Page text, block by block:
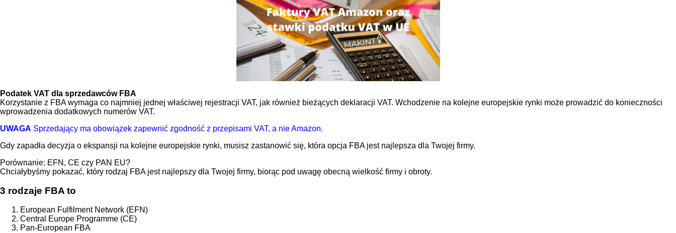
Podatek VAT dla sprzedawców FBA
Korzystanie z FBA wymaga co najmniej jednej właściwej rejestracji VAT, jak również bieżących deklaracji VAT. Wchodzenie na kolejne europejskie rynki może prowadzić do konieczności
wprowadzenia dodatkowych numerów VAT.
UWAGA Sprzedający ma obowiązek zapewnić zgodność z przepisami VAT, a nie Amazon.
Gdy zapadła decyzja o ekspansji na kolejne europejskie rynki, musisz zastanowić się, która opcja FBA jest najlepsza dla Twojej firmy.
Porównanie: EFN, CE czy PAN EU?
Chciałybyśmy pokazać, który rodzaj FBA jest najlepszy dla Twojej firmy, biorąc pod uwagę obecną wielkość firmy i obroty.
3 rodzaje FBA to
European Fulfilment Network (EFN)
Central Europe Programme (CE)
Pan-European FBA